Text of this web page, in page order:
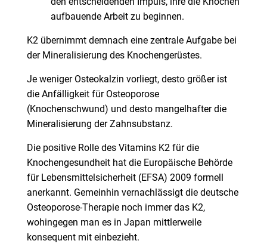
aufbauende Arbeit zu beginnen.
K2 übernimmt demnach eine zentrale Aufgabe bei
der Mineralisierung des Knochengerüstes.
Je weniger Osteokalzin vorliegt, desto größer ist
die Anfälligkeit für Osteoporose
(Knochenschwund) und desto mangelhafter die
Mineralisierung der Zahnsubstanz.
Die positive Rolle des Vitamins K2 für die
Knochengesundheit hat die Europäische Behörde
für Lebensmittelsicherheit (EFSA) 2009 formell
anerkannt. Gemeinhin vernachlässigt die deutsche
Osteoporose-Therapie noch immer das K2,
wohingegen man es in Japan mittlerweile
konsequent mit einbezieht.